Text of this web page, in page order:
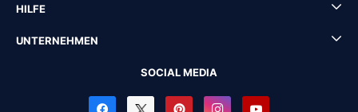
HILFE
UNTERNEHMEN
SOCIAL MEDIA